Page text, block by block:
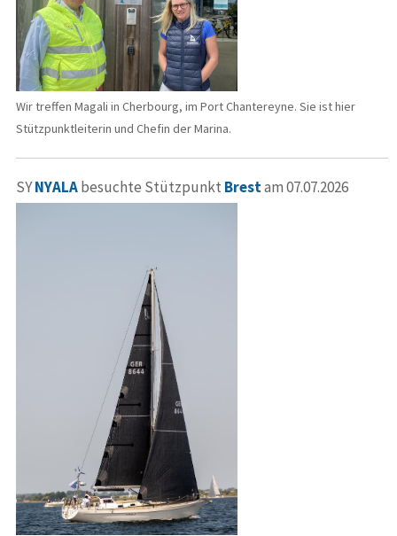
Wir treffen Magali in Cherbourg, im Port Chantereyne. Sie ist hier
Stützpunktleiterin und Chefin der Marina.
SYNYALAbesuchte Stützpunkt Brestam 07.07.2026